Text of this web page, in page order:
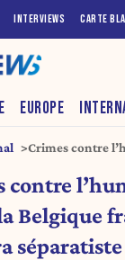
INTERVIEWS CARTE
EUROPE
Crimes contre
de la diaspora
contre
Belgique
séparatiste